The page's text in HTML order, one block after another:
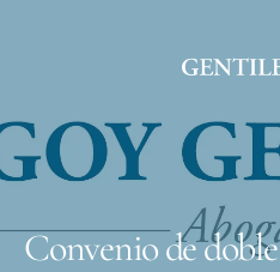
Convenio de